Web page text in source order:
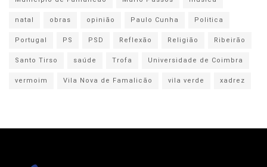
natal
obras opinião Paulo Cunha
Politica
Portugal
PS PSD Reflexão Religião
Ribeirão
Santo Tirso
saúde Trofa
Universidade de Coimbra
vermoim
Vila Nova de Famalicão vila verde xadrez